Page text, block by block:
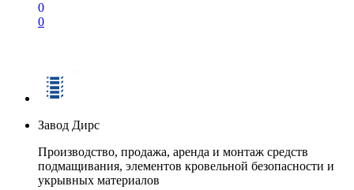
0
0
Завод Дирс
Производство, продажа, аренда и монтаж средств
подмащивания, элементов кровельной безопасности и
укрывных материалов